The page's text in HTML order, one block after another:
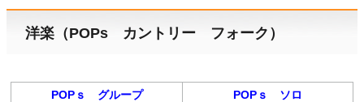
洋楽（POPs カントリー フォーク）
POPｓ グループ POPｓ ソロ